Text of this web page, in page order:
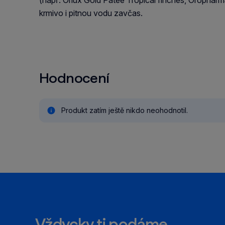
krmivo i pitnou vodu zavčas.
Hodnocení
Produkt zatím ještě nikdo neohodnotil.